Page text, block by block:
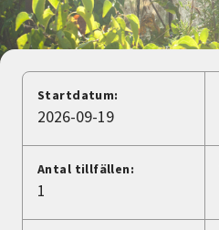
Nyheter
Avdelningar
Lyssna
Startdatum:
2026-09-19
Antal tillfällen:
1